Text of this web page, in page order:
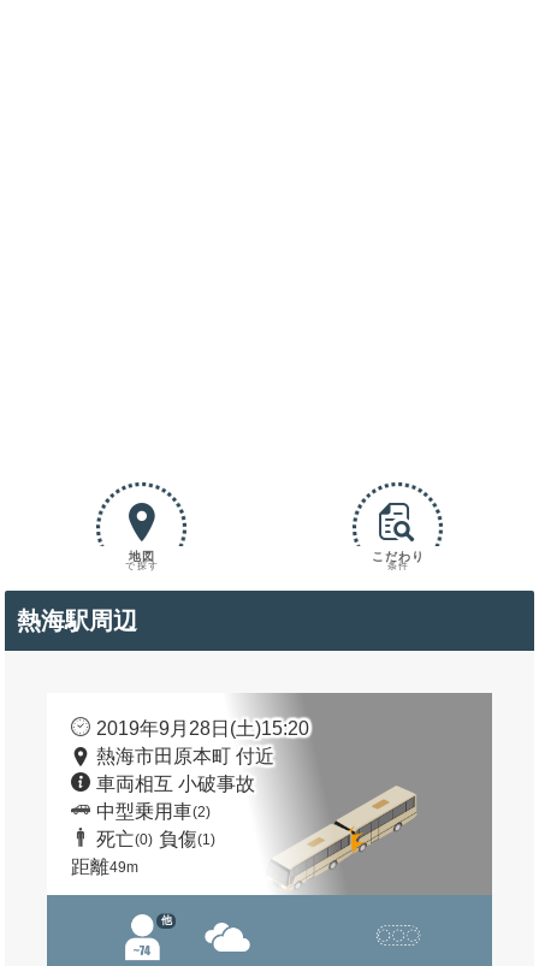
地図
で探す
こだわり
条件
熱海駅周辺
2019年9月28日(土)15:20
熱海市田原本町 付近
車両相互 小破事故
中型乗用車(2)
死亡(0) 負傷(1)
距離49m
他